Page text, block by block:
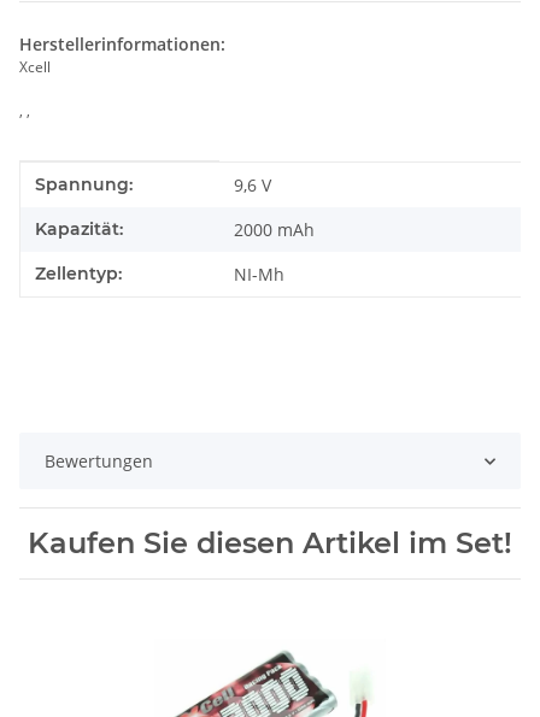
Herstellerinformationen:
Xcell
, ,
Produkteigenschaft
Wert
Spannung: 9,6 V
Kapazität: 2000 mAh
Zellentyp: NI-Mh
Bewertungen
Kaufen Sie diesen Artikel im Set!